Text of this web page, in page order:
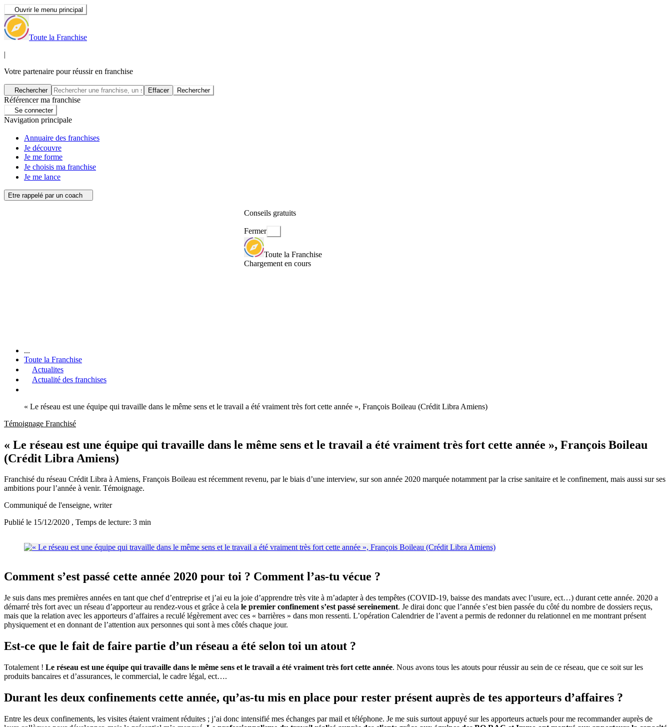
Ouvrir le menu principal
Toute la Franchise
|
Votre partenaire pour réussir en franchise
Rechercher Effacer Rechercher
Référencer ma franchise
Se connecter
Navigation principale
Annuaire des franchises
Je découvre
Je me forme
Je choisis ma franchise
Je me lance
Etre rappelé par un coach
Conseils gratuits
Fermer
Toute la Franchise
Chargement en cours
...
Toute la Franchise
Actualites
Actualité des franchises
« Le réseau est une équipe qui travaille dans le même sens et le travail a été vraiment très fort cette année », François Boileau (Crédit Libra Amiens)
Témoignage Franchisé
« Le réseau est une équipe qui travaille dans le même sens et le travail a été vraiment très fort cette année », François Boileau
(Crédit Libra Amiens)
Franchisé du réseau Crédit Libra à Amiens, François Boileau est récemment revenu, par le biais d’une interview, sur son année 2020 marquée notamment par la crise sanitaire et le confinement, mais aussi sur ses
ambitions pour l’année à venir. Témoignage.
Communiqué de l'enseigne, writer
Publié le 15/12/2020 , Temps de lecture: 3 min
Comment s’est passé cette année 2020 pour toi ? Comment l’as-tu vécue ?
Je suis dans mes premières années en tant que chef d’entreprise et j’ai eu la joie d’apprendre très vite à m’adapter à des tempêtes (COVID-19, baisse des mandats avec l’usure, ect…) durant cette année. 2020 a
démarré très fort avec un réseau d’apporteur au rendez-vous et grâce à cela le premier confinement s’est passé sereinement. Je dirai donc que l’année s’est bien passée du côté du nombre de dossiers reçus,
mais que la relation avec les apporteurs d’affaires a reculé légèrement avec ces « barrières » dans mon ressenti. L’opération Calendrier de l’avent a permis de redonner du relationnel en me montrant présent
physiquement et en donnant de l’attention aux personnes qui sont à mes côtés chaque jour.
Est-ce que le fait de faire partie d’un réseau a été selon toi un atout ?
Totalement ! Le réseau est une équipe qui travaille dans le même sens et le travail a été vraiment très fort cette année. Nous avons tous les atouts pour réussir au sein de ce réseau, que ce soit sur les
produits bancaires et d’assurances, le commercial, le cadre légal, ect….
Durant les deux confinements cette année, qu’as-tu mis en place pour rester présent auprès de tes apporteurs d’affaires ?
Entre les deux confinements, les visites étaient vraiment réduites ; j’ai donc intensifié mes échanges par mail et téléphone. Je me suis surtout appuyé sur les apporteurs actuels pour me recommander auprès de